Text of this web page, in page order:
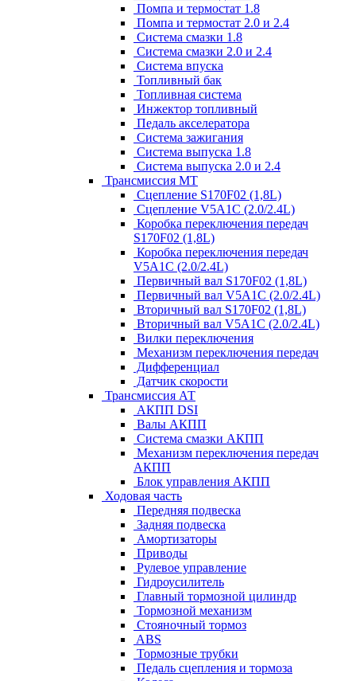
Помпа и термостат 1.8
Помпа и термостат 2.0 и 2.4
Система смазки 1.8
Система смазки 2.0 и 2.4
Система впуска
Топливный бак
Топливная система
Инжектор топливный
Педаль акселератора
Система зажигания
Система выпуска 1.8
Система выпуска 2.0 и 2.4
Трансмиссия МТ
Сцепление S170F02 (1,8L)
Сцепление V5A1C (2.0/2.4L)
Коробка переключения передач
S170F02 (1,8L)
Коробка переключения передач
V5A1C (2.0/2.4L)
Первичный вал S170F02 (1,8L)
Первичный вал V5A1C (2.0/2.4L)
Вторичный вал S170F02 (1,8L)
Вторичный вал V5A1C (2.0/2.4L)
Вилки переключения
Механизм переключения передач
Дифференциал
Датчик скорости
Трансмиссия АТ
АКПП DSI
Валы АКПП
Система смазки АКПП
Механизм переключения передач
АКПП
Блок управления АКПП
Ходовая часть
Передняя подвеска
Задняя подвеска
Амортизаторы
Приводы
Рулевое управление
Гидроусилитель
Главный тормозной цилиндр
Тормозной механизм
Стояночный тормоз
ABS
Тормозные трубки
Педаль сцепления и тормоза